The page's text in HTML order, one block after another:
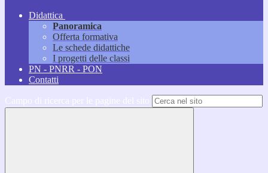
Didattica
Panoramica
Offerta formativa
Le schede didattiche
I progetti delle classi
PN - PNRR - PON
Contatti